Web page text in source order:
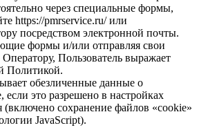
через специальные формы,
https://pmrservice.ru/или
посредством электронной почты.
формы и/или отправляя свои
Пользователь выражает
Политикой.
обезличенные данные о
если это разрешено в настройках
(включено сохранение файлов «cookie»
JavaScript).